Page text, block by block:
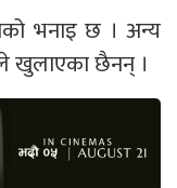
भनाइ छ । अन्य
खुलाएका छैनन् ।